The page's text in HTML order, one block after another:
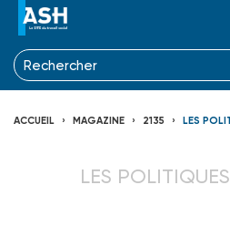
ACCUEIL MAGAZINE 2135 LES
LES